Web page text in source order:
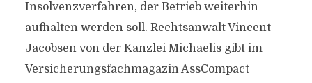
Insolvenzverfahren, der Betrieb weiterhin
aufhalten werden soll. Rechtsanwalt Vincent
Jacobsen von der Kanzlei Michaelis gibt im
Versicherungsfachmagazin AssCompact